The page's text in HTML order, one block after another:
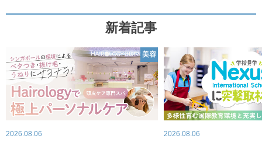
新着記事
美容
2026.08.06 2026.08.06